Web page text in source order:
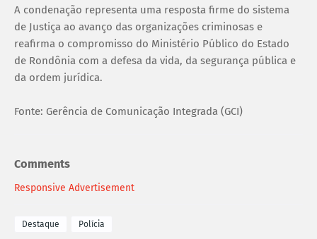
A condenação representa uma resposta firme do sistema
de Justiça ao avanço das organizações criminosas e
reafirma o compromisso do Ministério Público do Estado
de Rondônia com a defesa da vida, da segurança pública e
da ordem jurídica.
Fonte: Gerência de Comunicação Integrada (GCI)
Comments
Responsive Advertisement
Destaque Polícia